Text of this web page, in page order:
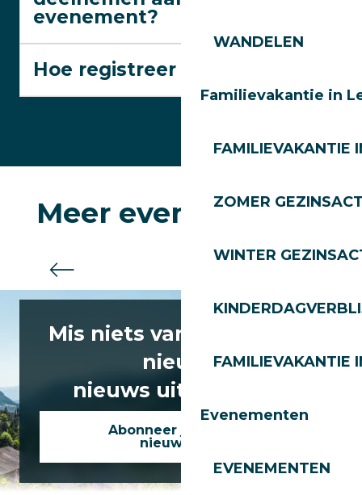
WANDELEN
Familievakantie in
FAMILIEVAKANTIE
ZOMER
WINTER
FAMILIEVAKANTIE
Evenementen
EVENEMENTEN
evenement?
Hoe registreer ik me?
Meer evenementen
Evenementen – Agenda
Mis niets van het laatste
nieuws
nieuws uit Les Gets!
Abonneer je op onze
nieuwsbrief